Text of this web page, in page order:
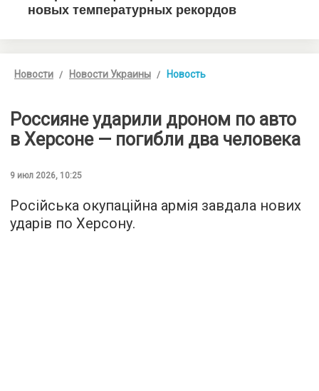
Новости Новости Украины Новость
Россияне ударили дроном по авто
в Херсоне — погибли два человека
9 июл 2026, 10:25
Російська окупаційна армія завдала нових
ударів по Херсону.